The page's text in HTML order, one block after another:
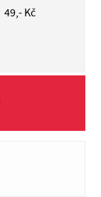
49,- Kč